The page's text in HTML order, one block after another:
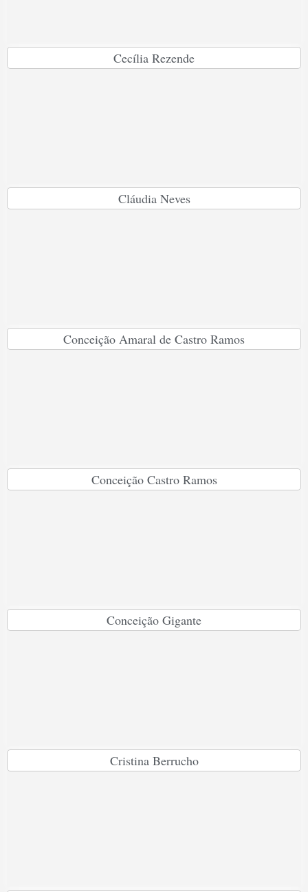
Cecília Rezende
Cláudia Neves
Conceição Amaral de Castro Ramos
Conceição Castro Ramos
Conceição Gigante
Cristina Berrucho